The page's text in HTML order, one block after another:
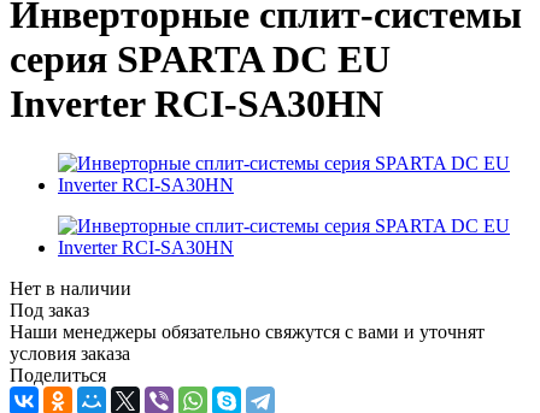
Инверторные сплит-системы
серия SPARTA DC EU
Inverter RCI-SA30HN
Нет в наличии
Под заказ
Наши менеджеры обязательно свяжутся с вами и уточнят
условия заказа
Поделиться